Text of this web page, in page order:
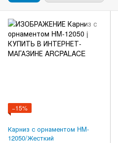
−15%
Карниз с орнаментом HM-
12050/Жесткий